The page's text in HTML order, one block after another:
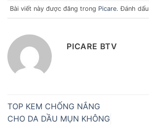
Bài viết này được đăng trong Picare. Đánh dấu
PICARE BTV
TOP KEM CHỐNG NẮNG
CHO DA DẦU MỤN KHÔNG